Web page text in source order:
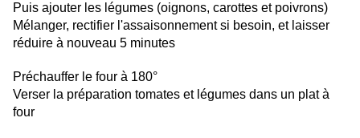
Puis ajouter les légumes (oignons, carottes et poivrons)
Mélanger, rectifier l'assaisonnement si besoin, et laisser
réduire à nouveau 5 minutes
Préchauffer le four à 180°
Verser la préparation tomates et légumes dans un plat à
four